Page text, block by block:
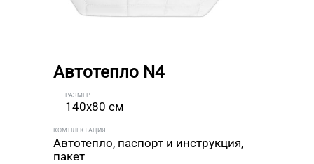
Автотепло N4
РАЗМЕР
140x80 см
КОМПЛЕКТАЦИЯ
Автотепло, паспорт и инструкция,
пакет